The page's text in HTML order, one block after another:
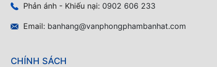
Phản ánh - Khiếu nại: 0902 606 233
Email: banhang@vanphongphambanhat.com
CHÍNH SÁCH